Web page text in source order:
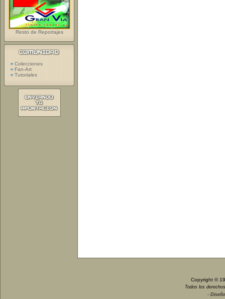
Resto de Reportajes
Colecciones
Fan-Art
Tutoriales
Copyright ©
Todos los
-